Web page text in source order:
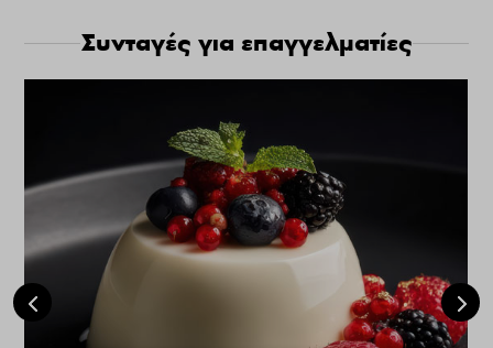
Συνταγές για επαγγελματίες